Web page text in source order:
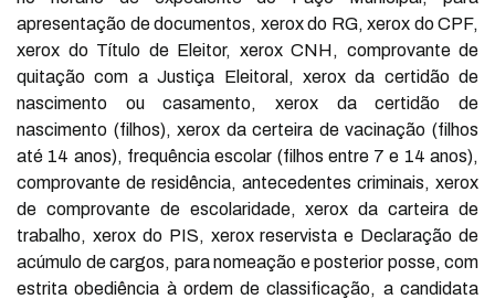
apresentação de documentos, xerox do RG, xerox do CPF,
xerox do Título de Eleitor, xerox CNH, comprovante de
quitação com a Justiça Eleitoral, xerox da certidão de
nascimento ou casamento, xerox da certidão de
nascimento (filhos), xerox da certeira de vacinação (filhos
até 14 anos), frequência escolar (filhos entre 7 e 14 anos),
comprovante de residência, antecedentes criminais, xerox
de comprovante de escolaridade, xerox da carteira de
trabalho, xerox do PIS, xerox reservista e Declaração de
acúmulo de cargos, para nomeação e posterior posse, com
estrita obediência à ordem de classificação, a candidata